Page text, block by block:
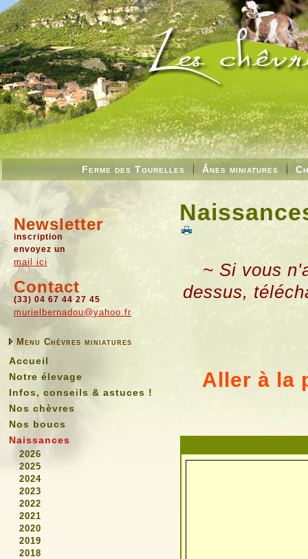
Ferme des Tourelles Ânes miniatures
Newsletter
inscription
envoyez un
mail ici
Contact
(33) 04 67 44 27 45
murielbernadou@yahoo.fr
Menu Chèvres miniatures
Accueil
Notre élevage
Infos, conseils & astuces !
Nos chèvres
Nos boucs
Naissances
2026
2025
2024
2023
2022
2021
2020
2019
2018
~ Si vous
dessus,
Aller à la